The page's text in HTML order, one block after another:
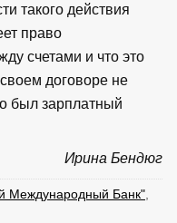
такого действия
право
счетами и что это
договоре не
был зарплатный
Ирина Бендюг
Международный Банк"